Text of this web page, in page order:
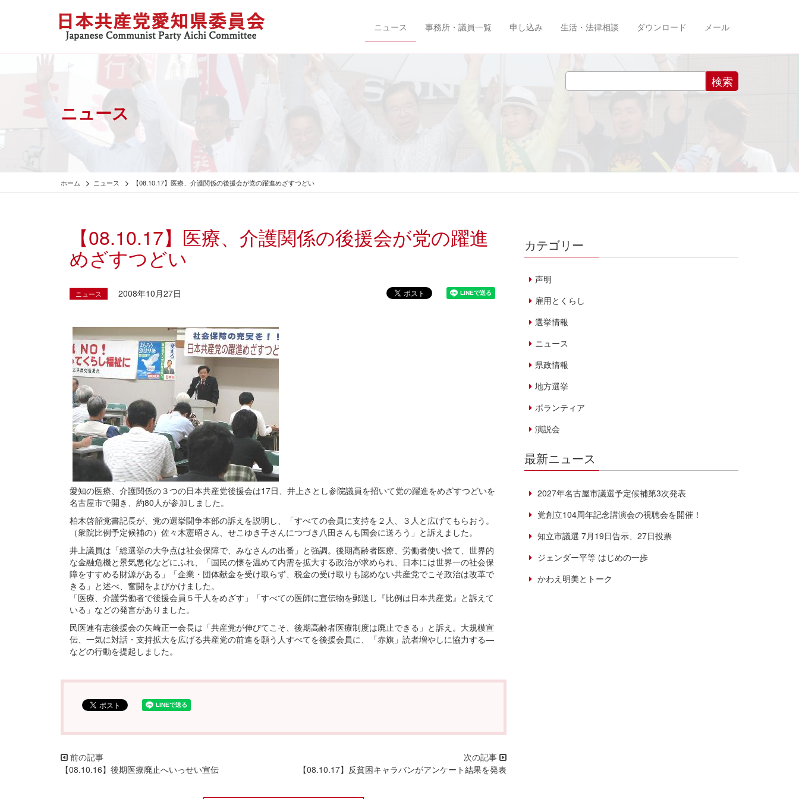
ニュース 事務所・議員一覧 申し込み 生活・法律相談 ダウンロード メール
ニュース
ホーム ニュース 【08.10.17】医療、介護関係の後援会が党の躍進めざすつどい
【08.10.17】医療、介護関係の後援会が党の躍進
めざすつどい
ニュース 2008年10月27日
愛知の医療、介護関係の３つの日本共産党後援会は17日、井上さとし参院議員を招いて党の躍進をめざすつどいを
名古屋市で開き、約80人が参加しました。
柏木啓韶党書記長が、党の選挙闘争本部の訴えを説明し、「すべての会員に支持を２人、３人と広げてもらおう。
（衆院比例予定候補の）佐々木憲昭さん、せこゆき子さんにつづき八田さんも国会に送ろう」と訴えました。
井上議員は「総選挙の大争点は社会保障で、みなさんの出番」と強調。後期高齢者医療、労働者使い捨て、世界的
な金融危機と景気悪化などにふれ、「国民の懐を温めて内需を拡大する政治が求められ、日本には世界一の社会保
障をすすめる財源がある」「企業・団体献金を受け取らず、税金の受け取りも認めない共産党でこそ政治は改革で
きる」と述べ、奮闘をよびかけました。
「医療、介護労働者で後援会員５千人をめざす」「すべての医師に宣伝物を郵送し『比例は日本共産党』と訴えて
いる」などの発言がありました。
民医連有志後援会の矢崎正一会長は「共産党が伸びてこそ、後期高齢者医療制度は廃止できる」と訴え。大規模宣
伝、一気に対話・支持拡大を広げる共産党の前進を願う人すべてを後援会員に、「赤旗」読者増やしに協力する―
などの行動を提起しました。
【08.10.16】後期医療廃止へいっせい宣伝 【08.10.17】反貧困キャラバンがアンケート結果を発表
カテゴリー
声明
雇用とくらし
選挙情報
ニュース
県政情報
地方選挙
ボランティア
演説会
最新ニュース
2027年名古屋市議選予定候補第3次発表
党創立104周年記念講演会の視聴会を開催！
知立市議選 7月19日告示、27日投票
ジェンダー平等 はじめの一歩
かわえ明美とトーク